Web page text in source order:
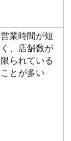
営業時間が短
く、店舗数が
限られている
ことが多い